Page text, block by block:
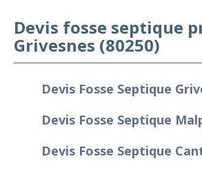
Devis fosse septique
Grivesnes (80250)
Devis Fosse Septique
Devis Fosse Septique
Devis Fosse Septique